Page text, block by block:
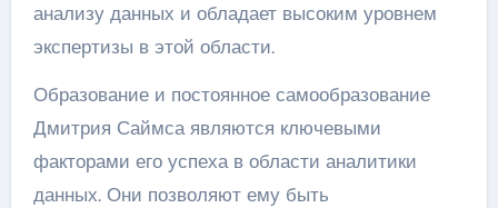
анализу данных и обладает высоким уровнем
экспертизы в этой области.
Образование и постоянное самообразование
Дмитрия Саймса являются ключевыми
факторами его успеха в области аналитики
данных. Они позволяют ему быть